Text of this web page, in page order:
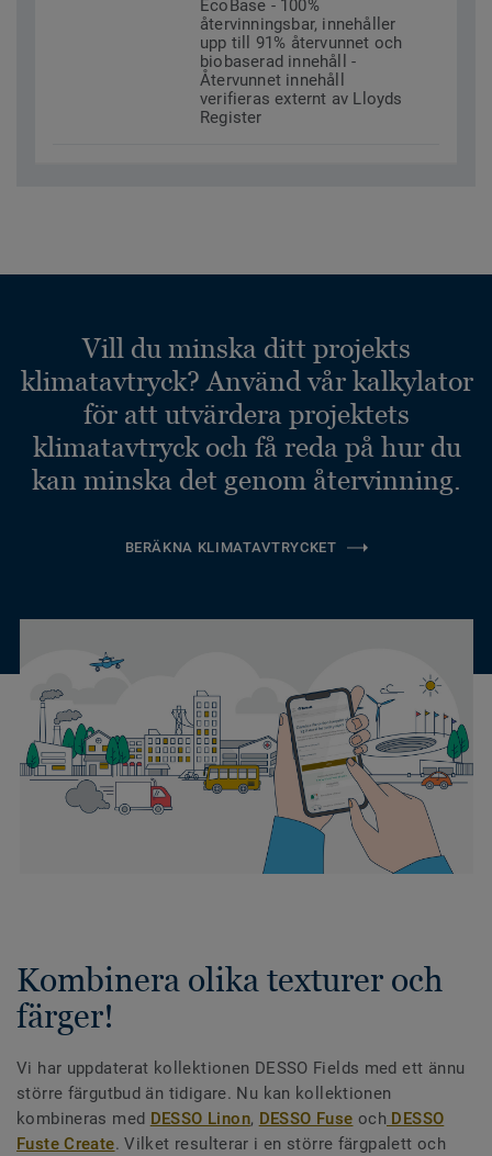
EcoBase - 100%
återvinningsbar, innehåller
upp till 91% återvunnet och
biobaserad innehåll -
Återvunnet innehåll
verifieras externt av Lloyds
Register
Vill du minska ditt projekts
klimatavtryck? Använd vår kalkylator
för att utvärdera projektets
klimatavtryck och få reda på hur du
kan minska det genom återvinning.
BERÄKNA KLIMATAVTRYCKET
Kombinera olika texturer och
färger!
Vi har uppdaterat kollektionen DESSO Fields med ett ännu
större färgutbud än tidigare. Nu kan kollektionen
kombineras med DESSO Linon, DESSO Fuse och DESSO
Fuste Create. Vilket resulterar i en större färgpalett och